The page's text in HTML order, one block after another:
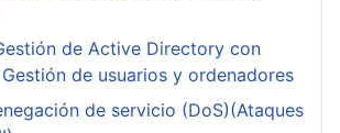
de Active Directory con
de usuarios y ordenadores
de servicio (DoS)(Ataques